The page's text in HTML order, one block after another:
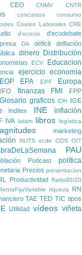
CEO CNMV CNTR
concursos consumo
Costes Laborales CRE
d'ecocio
d'ecodebate
DA déficit deflación
dinero Distribución
ECV Educacion
ejercicio economía
EOP EPA EPF
Europa
finanzas FMI
FPP
Glosario graficos IDH IGE
Inditex INE inflación
IVA latam libros logística
marketing
NUTS ocde ODS OIT
PAU
Podcast
política
Precios presentacion
Productividad Ratio80/20
riqueza
RN
TAE TED TIC tipos
Utilidad vídeos viñeta